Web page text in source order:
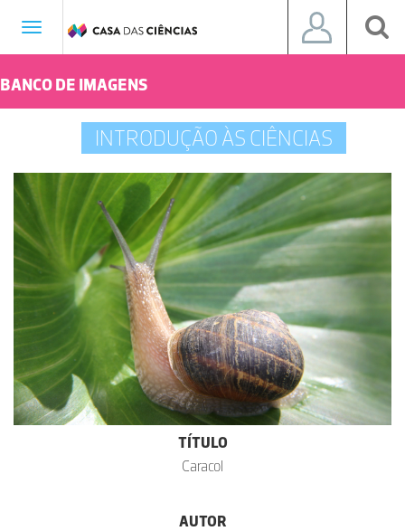
Toggle
BANCO DE IMAGENS
INTRODUÇÃO ÀS CIÊNCIAS
TÍTULO
Caracol
AUTOR